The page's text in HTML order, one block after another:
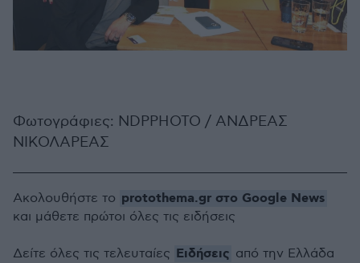
Φωτογράφιες: NDPPHOTO / ΑΝΔΡΕΑΣ
ΝΙΚΟΛΑΡΕΑΣ
Ακολουθήστε το protothema.gr στο Google News
και μάθετε πρώτοι όλες τις ειδήσεις
Δείτε όλες τις τελευταίες Ειδήσεις από την Ελλάδα